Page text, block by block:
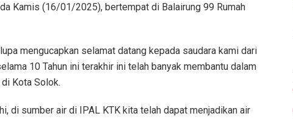
Kamis (16/01/2025), bertempat di Balairung 99 Rumah
mengucapkan selamat datang kepada saudara kami dari
10 Tahun ini terakhir ini telah banyak membantu dalam
Kota Solok.
di sumber air di IPAL KTK kita telah dapat menjadikan air